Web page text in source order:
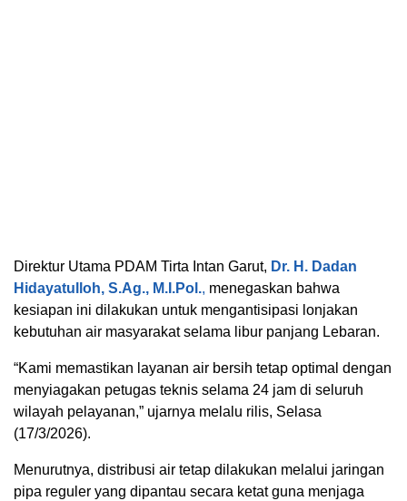
Direktur Utama PDAM Tirta Intan Garut, Dr. H. Dadan
Hidayatulloh, S.Ag., M.I.Pol., menegaskan bahwa
kesiapan ini dilakukan untuk mengantisipasi lonjakan
kebutuhan air masyarakat selama libur panjang Lebaran.
“Kami memastikan layanan air bersih tetap optimal dengan
menyiagakan petugas teknis selama 24 jam di seluruh
wilayah pelayanan,” ujarnya melalu rilis, Selasa
(17/3/2026).
Menurutnya, distribusi air tetap dilakukan melalui jaringan
pipa reguler yang dipantau secara ketat guna menjaga